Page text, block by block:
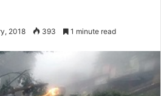
2018 393 1 minute read